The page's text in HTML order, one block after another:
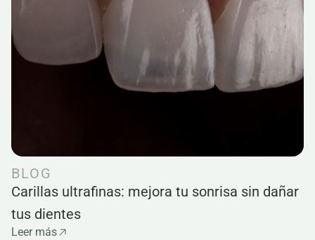
BLOG
Carillas ultrafinas: mejora tu sonrisa sin dañar
tus dientes
Leer más